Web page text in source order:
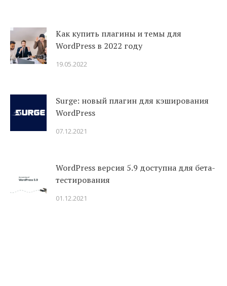
Как купить плагины и темы для
WordPress в 2022 году
19.05.2022
Surge: новый плагин для кэширования
WordPress
07.12.2021
WordPress версия 5.9 доступна для бета-
тестирования
01.12.2021